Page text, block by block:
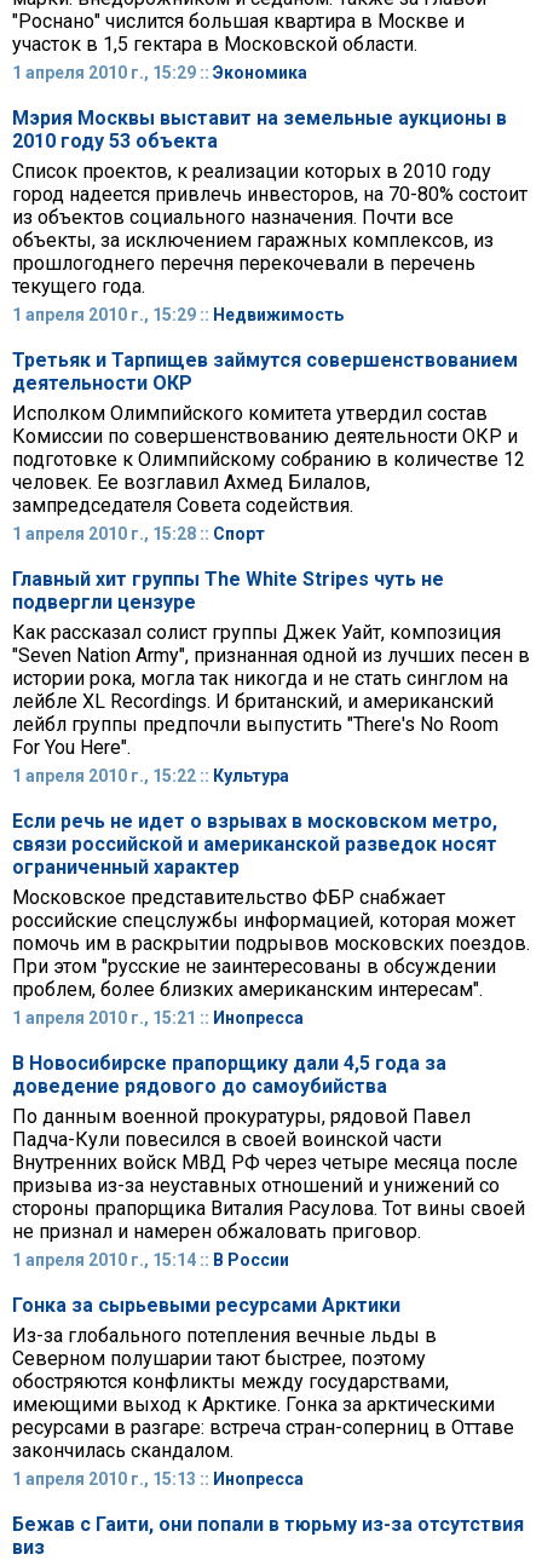
"Роснано" числится большая квартира в Москве и
участок в 1,5 гектара в Московской области.
1 апреля 2010 г., 15:29 :: Экономика
Мэрия Москвы выставит на земельные аукционы в
2010 году 53 объекта
Список проектов, к реализации которых в 2010 году
город надеется привлечь инвесторов, на 70-80% состоит
из объектов социального назначения. Почти все
объекты, за исключением гаражных комплексов, из
прошлогоднего перечня перекочевали в перечень
текущего года.
1 апреля 2010 г., 15:29 :: Недвижимость
Третьяк и Тарпищев займутся совершенствованием
деятельности ОКР
Исполком Олимпийского комитета утвердил состав
Комиссии по совершенствованию деятельности ОКР и
подготовке к Олимпийскому собранию в количестве 12
человек. Ее возглавил Ахмед Билалов,
зампредседателя Совета содействия.
1 апреля 2010 г., 15:28 :: Спорт
Главный хит группы The White Stripes чуть не
подвергли цензуре
Как рассказал солист группы Джек Уайт, композиция
"Seven Nation Army", признанная одной из лучших песен в
истории рока, могла так никогда и не стать синглом на
лейбле XL Recordings. И британский, и американский
лейбл группы предпочли выпустить "There's No Room
For You Here".
1 апреля 2010 г., 15:22 :: Культура
Если речь не идет о взрывах в московском метро,
связи российской и американской разведок носят
ограниченный характер
Московское представительство ФБР снабжает
российские спецслужбы информацией, которая может
помочь им в раскрытии подрывов московских поездов.
При этом "русские не заинтересованы в обсуждении
проблем, более близких американским интересам".
1 апреля 2010 г., 15:21 :: Инопресса
В Новосибирске прапорщику дали 4,5 года за
доведение рядового до самоубийства
По данным военной прокуратуры, рядовой Павел
Падча-Кули повесился в своей воинской части
Внутренних войск МВД РФ через четыре месяца после
призыва из-за неуставных отношений и унижений со
стороны прапорщика Виталия Расулова. Тот вины своей
не признал и намерен обжаловать приговор.
1 апреля 2010 г., 15:14 :: В России
Гонка за сырьевыми ресурсами Арктики
Из-за глобального потепления вечные льды в
Северном полушарии тают быстрее, поэтому
обостряются конфликты между государствами,
имеющими выход к Арктике. Гонка за арктическими
ресурсами в разгаре: встреча стран-соперниц в Оттаве
закончилась скандалом.
1 апреля 2010 г., 15:13 :: Инопресса
Бежав с Гаити, они попали в тюрьму из-за отсутствия
виз